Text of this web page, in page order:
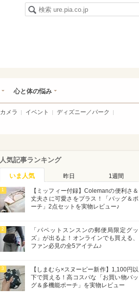
心と体の悩み
カメラ イベント
ディズニー／パーク
人気記事ランキング
いま人気 昨日 1週間
1
【ミッフィー付録】Colemanの便利さ＆
丈夫さに可愛さをプラス！「バッグ＆ポ
ーチ」2点セットを実物レビュー♪
2
「パペットスンスンの郵便局限定グッ
ズ」が出るよ！オンラインでも買える、
ファン必見の全5アイテム♪
3
【しまむら×スヌーピー新作】1,100円以
下で買える！高コスパな「お買い物バッ
グ＆多機能ポーチ」を実物レビュー